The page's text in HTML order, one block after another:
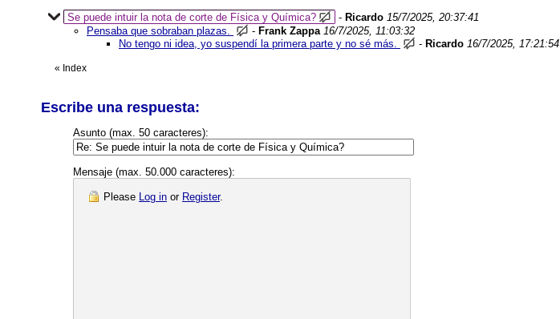
Se puede intuir la nota de corte de Física y Química? - Ricardo 15/7/2025, 20:37:41
Pensaba que sobraban plazas.
- Frank Zappa 16/7/2025, 11:03:32
No tengo ni idea, yo suspendí la primera parte y no sé más.
- Ricardo 16/7/2025, 17:21:54
« Index
Escribe una respuesta:
Asunto (max. 50 caracteres):
Mensaje (max. 50.000 caracteres):
Please Log in or Register.